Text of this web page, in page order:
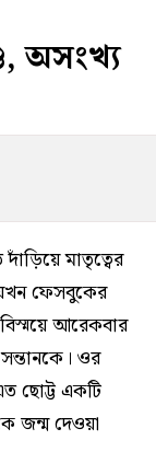
অসংখ্য
মাতৃত্বের
ফেসবুকের
আরেকবার
ওর
ছোট্ট একটি
জন্ম দেওয়া